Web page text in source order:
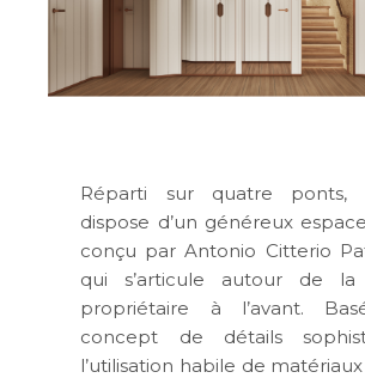
Réparti sur quatre ponts,
dispose d’un généreux
conçu par Antonio Citterio
qui s’articule autour de
propriétaire à l’avant.
concept de détails
l’utilisation habile de